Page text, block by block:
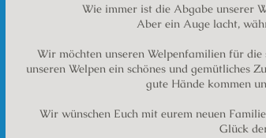
Wie immer ist die Abgabe unserer
Aber ein Auge lacht,
Wir möchten unseren Welpenfamilien für
unseren Welpen ein schönes und gemütliches
gute Hände kommen
Wir wünschen Euch mit eurem neuen
Glück